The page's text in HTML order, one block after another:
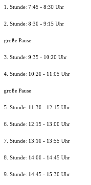
1. Stunde: 7:45 - 8:30 Uhr
2. Stunde: 8:30 - 9:15 Uhr
große Pause
3. Stunde: 9:35 - 10:20 Uhr
4. Stunde: 10:20 - 11:05 Uhr
große Pause
5. Stunde: 11:30 - 12:15 Uhr
6. Stunde: 12:15 - 13:00 Uhr
7. Stunde: 13:10 - 13:55 Uhr
8. Stunde: 14:00 - 14:45 Uhr
9. Stunde: 14:45 - 15:30 Uhr